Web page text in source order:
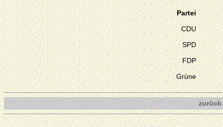
Partei
CDU
SPD
FDP
Grüne
zurück